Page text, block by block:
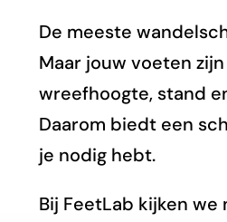
De meeste
Maar jouw voeten
wreefhoogte, stand
Daarom biedt een
je nodig hebt.
Bij FeetLab kijken